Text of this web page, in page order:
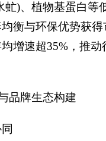
虻)、植物基蛋白等
衡与环保优势获得
增速超35%，推动
品牌生态构建